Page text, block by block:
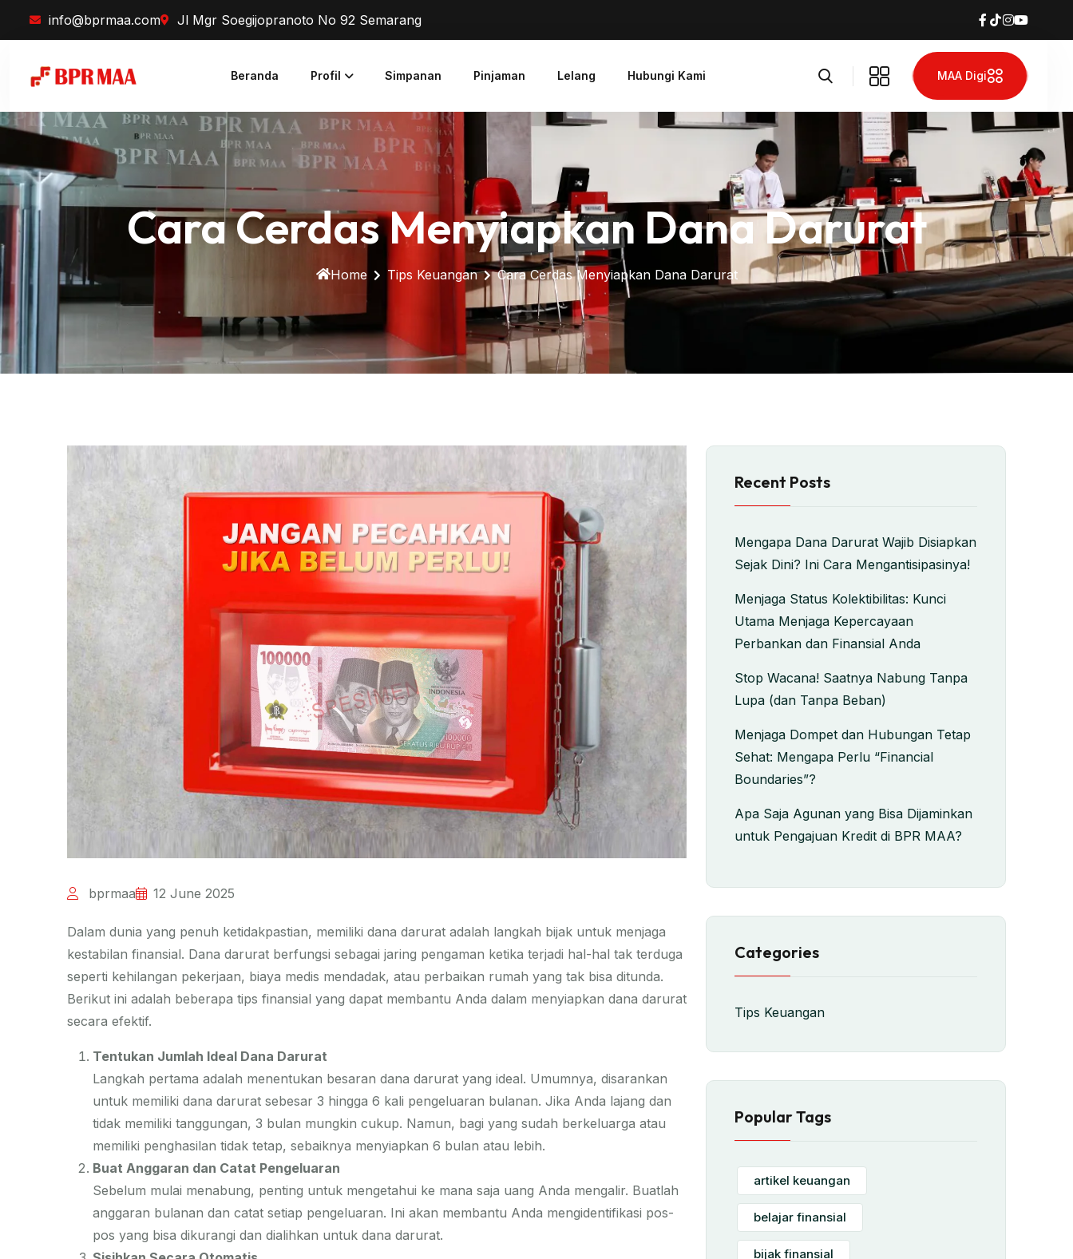
info@bprmaa.com Jl Mgr Soegijopranoto No 92 Semarang
Beranda Profil Simpanan Pinjaman Lelang Hubungi Kami MAA Digi
Cara Cerdas Menyiapkan Dana Darurat
Home Tips Keuangan Cara Cerdas Menyiapkan Dana Darurat
bprmaa 12 June 2025
Dalam dunia yang penuh ketidakpastian, memiliki dana darurat adalah langkah bijak untuk menjaga
kestabilan finansial. Dana darurat berfungsi sebagai jaring pengaman ketika terjadi hal-hal tak terduga
seperti kehilangan pekerjaan, biaya medis mendadak, atau perbaikan rumah yang tak bisa ditunda.
Berikut ini adalah beberapa tips finansial yang dapat membantu Anda dalam menyiapkan dana darurat
secara efektif.
Tentukan Jumlah Ideal Dana Darurat
Langkah pertama adalah menentukan besaran dana darurat yang ideal. Umumnya, disarankan
untuk memiliki dana darurat sebesar 3 hingga 6 kali pengeluaran bulanan. Jika Anda lajang dan
tidak memiliki tanggungan, 3 bulan mungkin cukup. Namun, bagi yang sudah berkeluarga atau
memiliki penghasilan tidak tetap, sebaiknya menyiapkan 6 bulan atau lebih.
Buat Anggaran dan Catat Pengeluaran
Sebelum mulai menabung, penting untuk mengetahui ke mana saja uang Anda mengalir. Buatlah
anggaran bulanan dan catat setiap pengeluaran. Ini akan membantu Anda mengidentifikasi pos-
pos yang bisa dikurangi dan dialihkan untuk dana darurat.
Recent Posts
Mengapa Dana Darurat Wajib Disiapkan
Sejak Dini? Ini Cara Mengantisipasinya!
Menjaga Status Kolektibilitas: Kunci
Utama Menjaga Kepercayaan
Perbankan dan Finansial Anda
Stop Wacana! Saatnya Nabung Tanpa
Lupa (dan Tanpa Beban)
Menjaga Dompet dan Hubungan Tetap
Sehat: Mengapa Perlu “Financial
Boundaries”?
Apa Saja Agunan yang Bisa Dijaminkan
untuk Pengajuan Kredit di BPR MAA?
Categories
Tips Keuangan
Popular Tags
artikel keuangan
belajar finansial
bijak finansial